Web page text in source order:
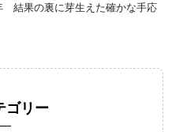
結果の裏に芽生えた確かな手応
ゴリー